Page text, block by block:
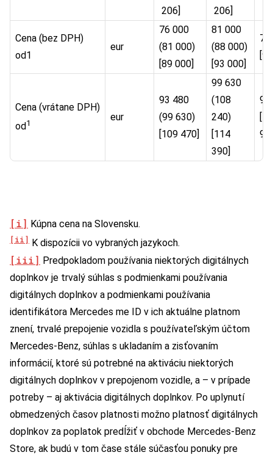
206]
206]
Cena (bez DPH)
od1
eur
76 000
(81 000)
[89 000]
81 000
(88 000)
[93 000]
79
Cena (vrátane DPH)
od1
eur
93 480
(99 630)
[109 470]
99 630
(108
240)
[114
390]
97
[i] Kúpna cena na Slovensku.
[ii] K dispozícii vo vybraných jazykoch.
[iii] Predpokladom používania niektorých digitálnych
doplnkov je trvalý súhlas s podmienkami používania
digitálnych doplnkov a podmienkami používania
identifikátora Mercedes me ID v ich aktuálne platnom
znení, trvalé prepojenie vozidla s používateľským účtom
Mercedes-Benz, súhlas s ukladaním a zisťovaním
informácií, ktoré sú potrebné na aktiváciu niektorých
digitálnych doplnkov v prepojenom vozidle, a – v prípade
potreby – aj aktivácia digitálnych doplnkov. Po uplynutí
obmedzených časov platnosti možno platnosť digitálnych
doplnkov za poplatok predĺžiť v obchode Mercedes-Benz
Store, ak budú v tom čase stále súčasťou ponuky pre